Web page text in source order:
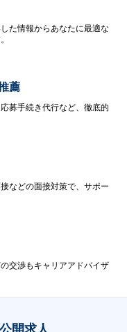
た情報からあなたに最適な
薦
募手続き代行など、徹底的
などの面接対策で、サポー
交渉もキャリアアドバイザ
開求人